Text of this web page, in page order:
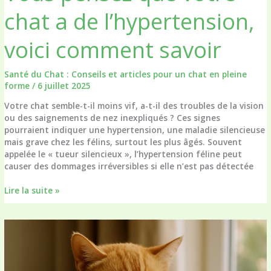
chat a de l’hypertension,
voici comment savoir
Santé du Chat : Conseils et articles pour un chat en pleine
forme / 6 juillet 2025
Votre chat semble-t-il moins vif, a-t-il des troubles de la vision
ou des saignements de nez inexpliqués ? Ces signes
pourraient indiquer une hypertension, une maladie silencieuse
mais grave chez les félins, surtout les plus âgés. Souvent
appelée le « tueur silencieux », l’hypertension féline peut
causer des dommages irréversibles si elle n’est pas détectée
Vous
pensez
Lire la suite »